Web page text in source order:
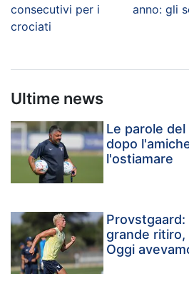
consecutivi per i
crociati
anno: gli
Ultime news
Le parole
dopo
l'ostiamare
grande ritiro,
Oggi